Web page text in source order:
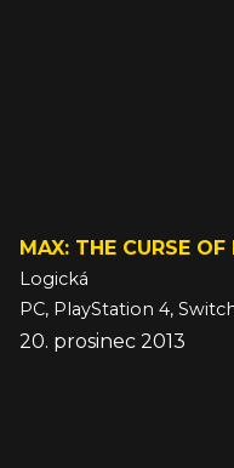
MAX: THE CURSE
Logická
PC, PlayStation 4,
20. prosinec 2013